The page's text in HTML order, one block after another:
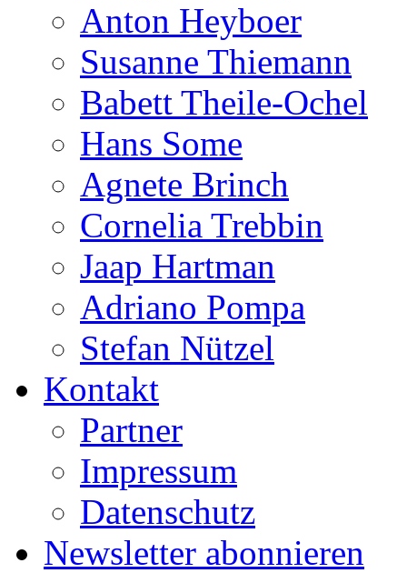
Anton Heyboer
Susanne Thiemann
Babett Theile-Ochel
Hans Some
Agnete Brinch
Cornelia Trebbin
Jaap Hartman
Adriano Pompa
Stefan Nützel
Kontakt
Partner
Impressum
Datenschutz
Newsletter abonnieren